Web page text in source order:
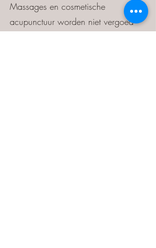
Massages en cosmetische
acupunctuur worden niet vergoed